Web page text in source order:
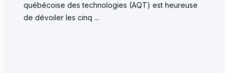
québécoise des technologies (AQT) est heureuse
de dévoiler les cinq ...